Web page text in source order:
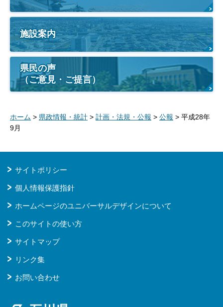
施設案内
県民の声
（ご意見・ご提言）
ホーム > 県政情報・統計 > 計画・法規・公報 > 公報 > 平成28年
9月
サイトポリシー
個人情報保護指針
ホームページのユニバーサルデザインについて
このサイトの使い方
サイトマップ
リンク集
お問い合わせ